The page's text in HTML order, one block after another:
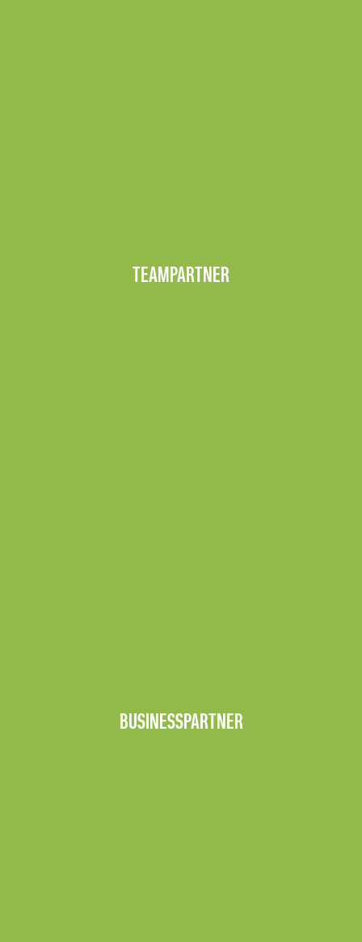
TEAMPARTNER
BUSINESSPARTNER